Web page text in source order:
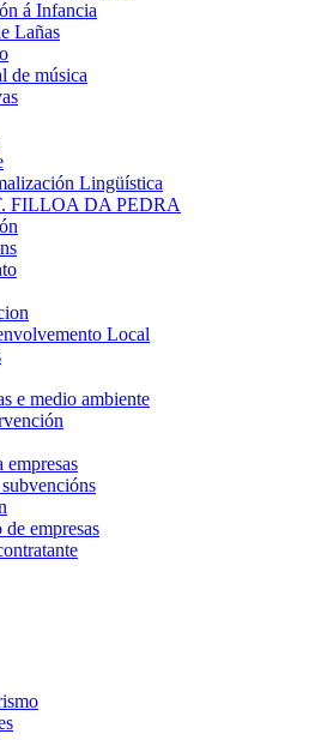
á Infancia
Lañas
de música
Lingüística
FILLOA DA PEDRA
Local
e medio ambiente
empresas
empresas